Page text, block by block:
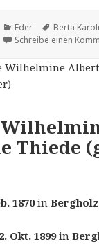
Kategorien
Eder Tags
Berta
Schreibe einen
Thiede
1870inBergholz
Okt. 1899in